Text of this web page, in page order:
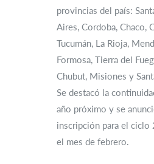
provincias del país:
Aires, Cordoba, Chaco,
Tucumán, La Rioja,
Formosa, Tierra del
Chubut, Misiones y
Se destacó la
año próximo y se
inscripción para el ciclo
el mes de febrero.